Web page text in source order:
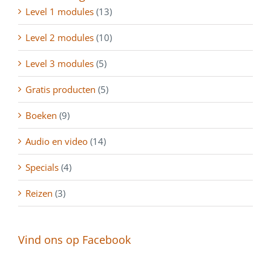
Level 1 modules (13)
Level 2 modules (10)
Level 3 modules (5)
Gratis producten (5)
Boeken (9)
Audio en video (14)
Specials (4)
Reizen (3)
Vind ons op Facebook